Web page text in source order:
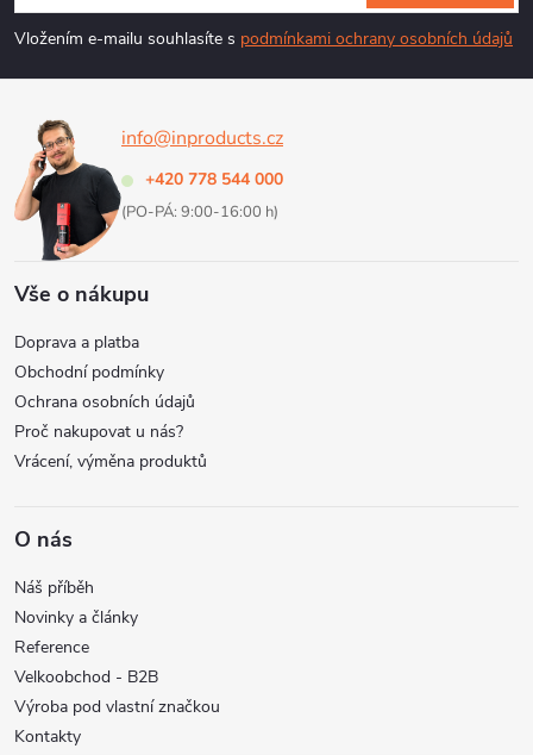
p
r
k
y
ý
p
i
s
p
a
Vložením e-mailu souhlasíte s podmínkami ochrany osobních údajů
info@inproducts.cz
+420 778 544 000
(PO-PÁ: 9:00-16:00 h)
Vše o nákupu
Doprava a platba
Obchodní podmínky
Ochrana osobních údajů
Proč nakupovat u nás?
Vrácení, výměna produktů
O nás
Náš příběh
Novinky a články
Reference
Velkoobchod - B2B
Výroba pod vlastní značkou
Kontakty